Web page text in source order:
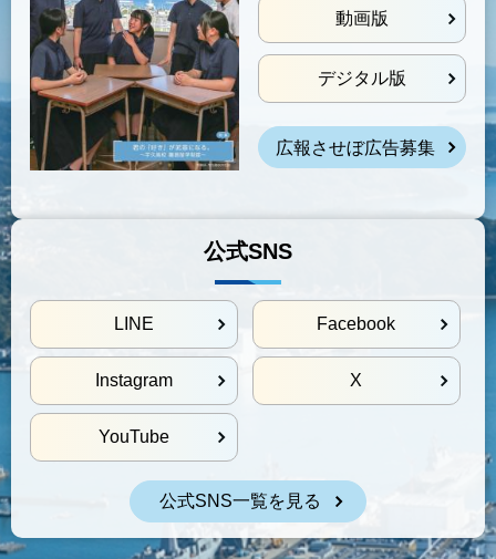
動画版
デジタル版
広報させぼ広告募集
公式SNS
LINE Facebook
Instagram X
YouTube
公式SNS一覧を見る